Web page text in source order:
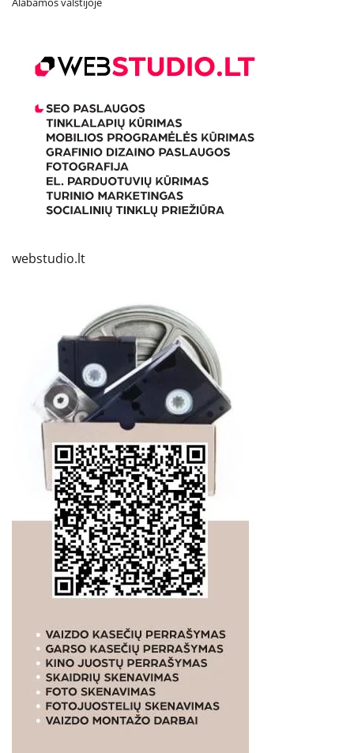
webstudio.lt